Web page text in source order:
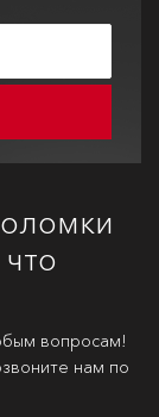
вопросам!
нам по